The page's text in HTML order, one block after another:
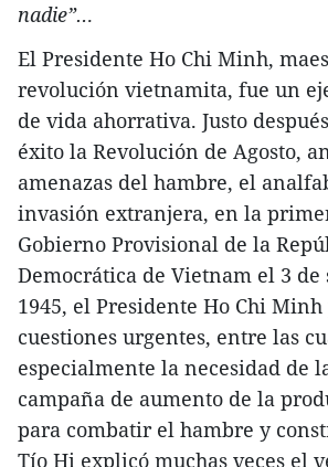
nadie”…
El Presidente Ho Chi Minh,
revolución vietnamita, fue un
de vida ahorrativa. Justo
éxito la Revolución de Agosto,
amenazas del hambre, el
invasión extranjera, en la
Gobierno Provisional de la
Democrática de Vietnam el 3 de
1945, el Presidente Ho Chi
cuestiones urgentes, entre las
especialmente la necesidad de
campaña de aumento de la
para combatir el hambre y
Tío Hi explicó muchas veces el